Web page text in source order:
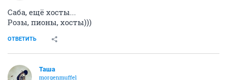
Саба, ещё хосты...
Розы, пионы, хосты)))
ОТВЕТИТЬ
Таша
morgenmuffel